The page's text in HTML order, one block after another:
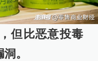
但比恶意投毒
。